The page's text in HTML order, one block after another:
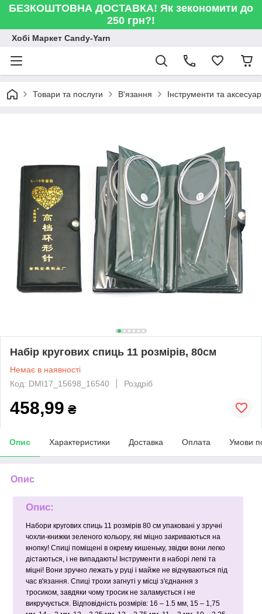
БЕЗКОШТОВНА ДОСТАВКА! Як зекономити до
250 грн?!
Хобі Маркет Candy-Yarn
Товари та послуги В'язання Інструменти та
Набір кругових спиць 11 розмірів, 80см
Немає в наявності
Код: DMI17_15698_16540
Роздріб
458,99 ₴
Опис Характеристики Доставка Оплата Умови
Опис
Опис:
Набори кругових спиць 11 розмірів 80 см упаковані у зручні
чохли-книжки зеленого кольору, які міцно закриваються на
кнопку! Спиці поміщені в окрему кишеньку, звідки вони легко
дістаються, і не випадають! Інструменти в наборі легкі та
міцні! Вони зручно лежать у руці і майже не відчуваються під
час в'язання. Спиці трохи загнуті у місці з'єднання з
тросиком, завдяки чому тросик не заламується і не
викручується. Відповідність розмірів: 16 – 1.5 мм, 15 – 1,75